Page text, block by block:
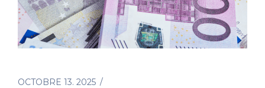
OCTOBRE 13. 2025